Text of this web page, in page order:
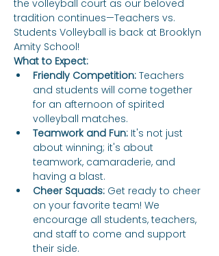
the volleyball court as our beloved
tradition continues—Teachers vs.
Students Volleyball is back at Brooklyn
Amity School!
What to Expect:
Friendly Competition: Teachers
and students will come together
for an afternoon of spirited
volleyball matches.
Teamwork and Fun: It's not just
about winning; it's about
teamwork, camaraderie, and
having a blast.
Cheer Squads: Get ready to cheer
on your favorite team! We
encourage all students, teachers,
and staff to come and support
their side.